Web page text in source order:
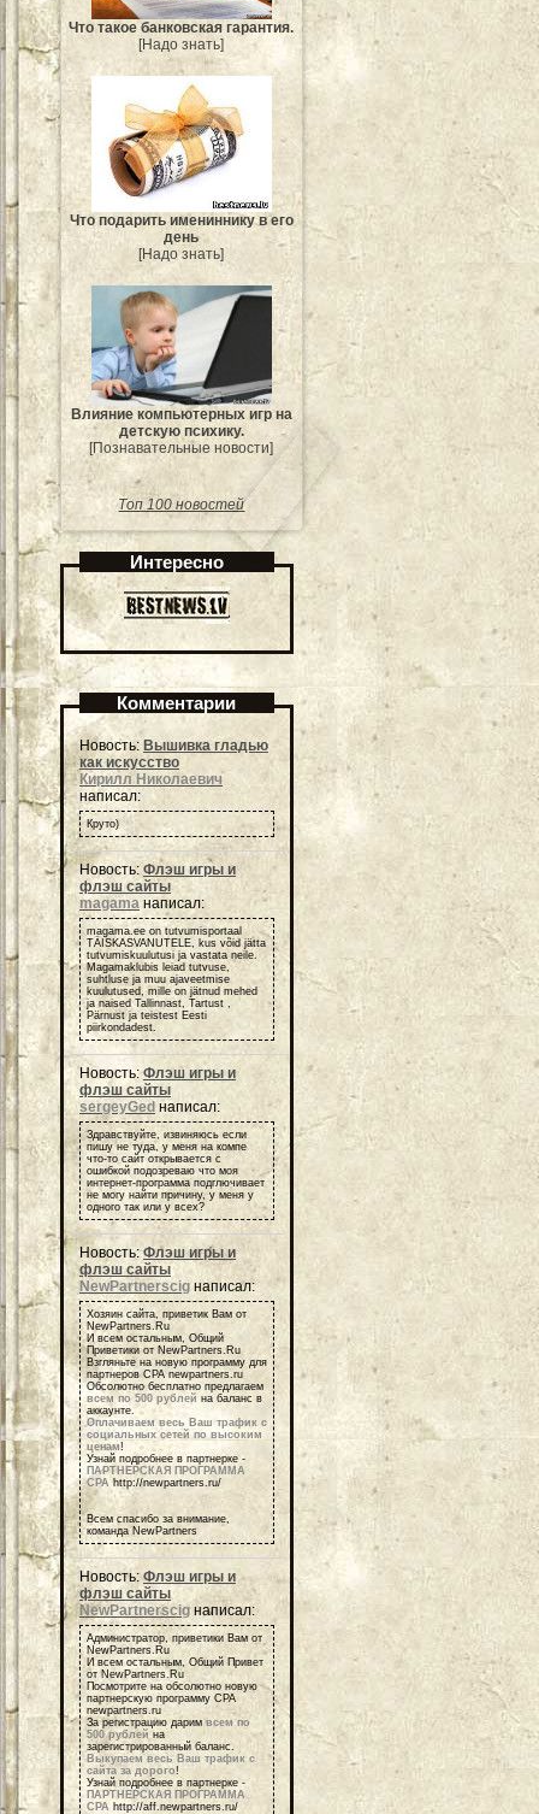
Что такое банковская гарантия.
[Надо знать]
Что подарить имениннику в его
день
[Надо знать]
Влияние компьютерных игр на
детскую психику.
[Познавательные новости]
Топ 100 новостей
Интересно
Комментарии
Новость: Вышивка гладью
как искусство
Кирилл Николаевич
написал:
Круто)
Новость: Флэш игры и
флэш сайты
magama написал:
magama.ee on tutvumisportaal
TÄISKASVANUTELE, kus võid jätta
tutvumiskuulutusi ja vastata neile.
Magamaklubis leiad tutvuse,
suhtluse ja muu ajaveetmise
kuulutused, mille on jätnud mehed
ja naised Tallinnast, Tartust ,
Pärnust ja teistest Eesti
piirkondadest.
Новость:Флэш игры и
флэш сайты
sergeyGed написал:
Здравствуйте, извиняюсь если
пишу не туда, у меня на компе
что-то сайт открывается с
ошибкой подозреваю что моя
интернет-программа подглючивает
не могу найти причину, у меня у
одного так или у всех?
Новость:Флэш игры и
флэш сайты
NewPartnerscig написал:
Хозяин сайта, приветик Вам от
NewPartners.Ru
И всем остальным, Общий
Приветики от NewPartners.Ru
Взгляньте на новую программу для
партнеров СРА newpartners.ru
Обсолютно бесплатно предлагаем
всем по 500 рублей на баланс в
аккаунте.
Оплачиваем весь Ваш трафик с
социальных сетей по высоким
ценам!
Узнай подробнее в партнерке -
ПАРТНЕРСКАЯ ПРОГРАММА
СРА http://newpartners.ru/
Всем спасибо за внимание,
команда NewPartners
Новость: Флэш игры и
флэш сайты
NewPartnerscig написал:
Администратор, приветики Вам от
NewPartners.Ru
И всем остальным, Общий Привет
от NewPartners.Ru
Посмотрите на обсолютно новую
партнерскую программу СРА
newpartners.ru
За регистрацию дарим всем по
500 рублей на
зарегистрированный баланс.
Выкупаем весь Ваш трафик с
сайта за дорого!
Узнай подробнее в партнерке -
ПАРТНЕРСКАЯ ПРОГРАММА
СРА http://aff.newpartners.ru/